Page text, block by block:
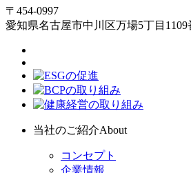
〒454-0997
愛知県名古屋市中川区万場5丁目1109
当社のご紹介About
コンセプト
企業情報